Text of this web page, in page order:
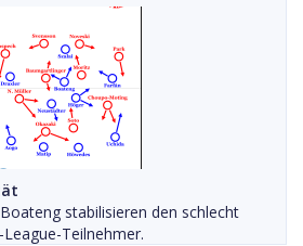
stabilisieren den schlecht
Teilnehmer.